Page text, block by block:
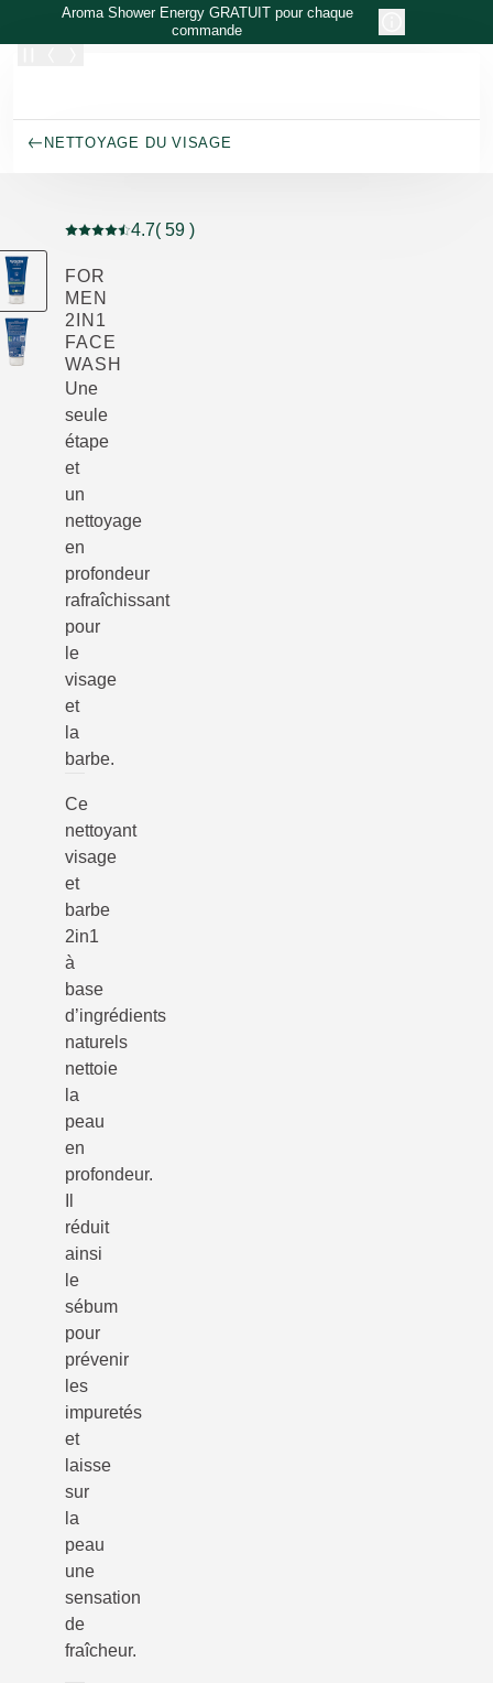
Allez au contenu principal
Aroma Shower Energy GRATUIT pour chaque
commande
NETTOYAGE DU VISAGE
Note actuelle : 4.7 sur 5 étoiles Noté par 59 clients
4.7( 59 )
FOR
MEN
2IN1
FACE
WASH
Une
seule
étape
et
un
nettoyage
en
profondeur
rafraîchissant
pour
le
visage
et
la
barbe.
Ce
nettoyant
visage
et
barbe
2in1
à
base
d’ingrédients
naturels
nettoie
la
peau
en
profondeur.
réduit
ainsi
le
sébum
pour
prévenir
les
impuretés
et
laisse
sur
la
peau
une
sensation
de
fraîcheur.